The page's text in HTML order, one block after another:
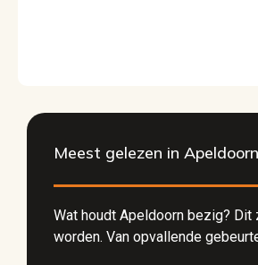
Meest gelezen in
Wat houdt Apeldoorn bezig? Dit
worden. Van opvallende